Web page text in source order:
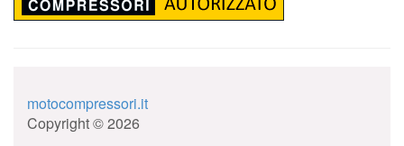
motocompressori.it
Copyright © 2026